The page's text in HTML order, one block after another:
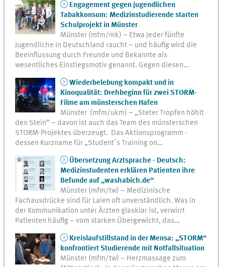
Engagement gegen jugendlichen
Tabakkonsum: Medizinstudierende starten
Schulprojekt in Münster
Münster (mfm/mk) – Etwa jeder fünfte
Jugendliche in Deutschland raucht – und häufig wird die
Beeinflussung durch Freunde und Bekannte als
wesentliches Einstiegsmotiv genannt. Gegen diesen…
Wiederbelebung kompakt und in
Kinoqualität: Drehbeginn für zwei STORM-
Filme am münsterschen Hafen
Münster (mfm/ukm) – „Steter Tropfen höhlt
den Stein“ – davon ist auch das Team des münsterschen
STORM-Projektes überzeugt. Das Aktionsprogramm -
dessen Kurzname für „Student´s Training on…
Übersetzung Arztsprache - Deutsch:
Medizinstudenten erklären Patienten ihre
Befunde auf „washabich.de“
Münster (mfm/tw) – Medizinische
Fachausdrücke sind für Laien oft unverständlich. Was in
der Kommunikation unter Ärzten glasklar ist, verwirrt
Patienten häufig – vom starken Übergewicht, das…
Kreislaufstillstand in der Mensa: „STORM“
konfrontiert Studierende mit Notfallsituation
Münster (mfm/tw) – Herzmassage zum